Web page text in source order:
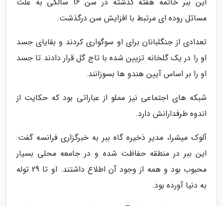
مسائل روده ای مرتبط با افزایش سن درگذشت.
تعدادی از جنگلبانان برای او سوگواری کردند و بقایای جسد
او را در یک گلخانه تزیین شده با تاج گل قرار دادند تا جسد
او را بر اساس آیین هندو ها بسوزانند.
شبکه های اجتماعی نیز مملو از عباراتی بود که حکایت از
اندوه طرفدارانش دارد.
آلوک میشرا، مدیر ذخیره گاه ببر به خبرگزاری فرانسه گفت:
این ببر در منطقه حفاظت شده و در جامعه محلی بسیار
محبوب بود و همه از وجود آن اطلاع داشتند. او تا 29 توله
به دنیا آورده بود.